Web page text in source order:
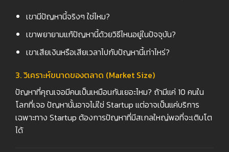
เขามีปัญหานี้จริงๆ ใช่ไหม?
เขาพยายามแก้ปัญหานี้ด้วยวิธีไหนอยู่ในปัจจุบัน?
เขาเสียเงินหรือเสียเวลาไปกับปัญหานี้เท่าไหร่?
3. วิเคราะห์ขนาดของตลาด (Market Size)
ปัญหาที่คุณเจอมีคนเป็นเหมือนกันเยอะไหม? ถ้ามีแค่ 10 คนใน
โลกที่เจอ ปัญหานั้นอาจไม่ใช่ Startup แต่อาจเป็นแค่บริการ
เฉพาะทาง Startup ต้องการปัญหาที่มีสเกลใหญ่พอที่จะเติบโต
ได้